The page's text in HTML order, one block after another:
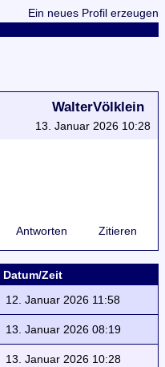
Ein neues Profil erzeugen
WalterVölklein
13. Januar 2026 10:28
Antworten Zitieren
Datum/Zeit
12. Januar 2026 11:58
13. Januar 2026 08:19
13. Januar 2026 10:28